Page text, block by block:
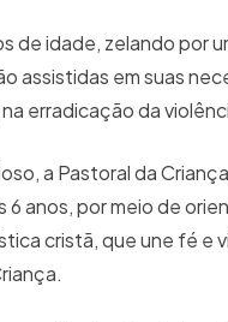
de idade, zelando por
assistidas em suas
erradicação da
a Pastoral da
6 anos, por meio de
cristã, que une fé e